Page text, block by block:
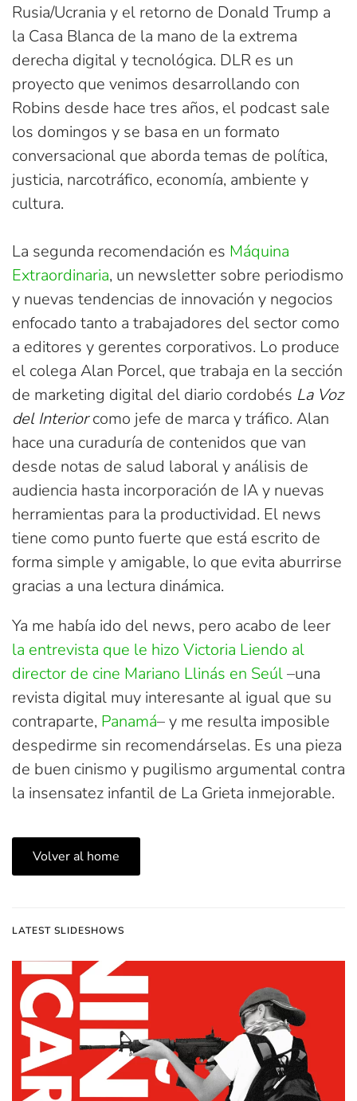
Rusia/Ucrania y el retorno de Donald Trump a
la Casa Blanca de la mano de la extrema
derecha digital y tecnológica. DLR es un
proyecto que venimos desarrollando con
Robins desde hace tres años, el podcast sale
los domingos y se basa en un formato
conversacional que aborda temas de política,
justicia, narcotráfico, economía, ambiente y
cultura.
La segunda recomendación es Máquina
Extraordinaria, un newsletter sobre periodismo
y nuevas tendencias de innovación y negocios
enfocado tanto a trabajadores del sector como
a editores y gerentes corporativos. Lo produce
el colega Alan Porcel, que trabaja en la sección
de marketing digital del diario cordobés La Voz
del Interiorcomo jefe de marca y tráfico. Alan
hace una curaduría de contenidos que van
desde notas de salud laboral y análisis de
audiencia hasta incorporación de IA y nuevas
herramientas para la productividad. El news
tiene como punto fuerte que está escrito de
forma simple y amigable, lo que evita aburrirse
gracias a una lectura dinámica.
Ya me había ido del news, pero acabo de leer
la entrevista que le hizo Victoria Liendo al
director de cine Mariano Llinás en Seúl–una
revista digital muy interesante al igual que su
contraparte, Panamá– y me resulta imposible
despedirme sin recomendárselas. Es una pieza
de buen cinismo y pugilismo argumental contra
la insensatez infantil de La Grieta inmejorable.
Volver al home
LATEST SLIDESHOWS